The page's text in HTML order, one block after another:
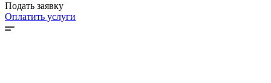
Подать заявку
Оплатить услуги